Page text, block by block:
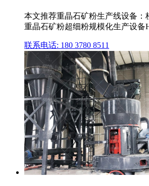
本文推荐重晶石矿粉生产线设备：
重晶石矿粉超细粉规模化生产设
联系电话: 180 3780 8511